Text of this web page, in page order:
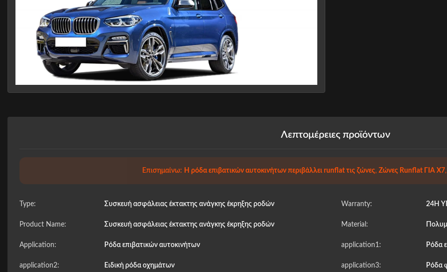
Λεπτομέρειες προϊόντων
Επισημαίνω: Η ρόδα επιβατικών αυτοκινήτων περιβάλλει runflat τις ζώνες, Ζώνες Runflat ΓΙΑ X7,
Type: Συσκευή ασφάλειας έκτακτης ανάγκης έκρηξης ροδών Warranty: 24H
Product Name: Συσκευή ασφάλειας έκτακτης ανάγκης έκρηξης ροδών Material:
Application: Ρόδα επιβατικών αυτοκινήτων application1: Ρόδα
application2: Ειδική ρόδα οχημάτων application3: Ρόδα